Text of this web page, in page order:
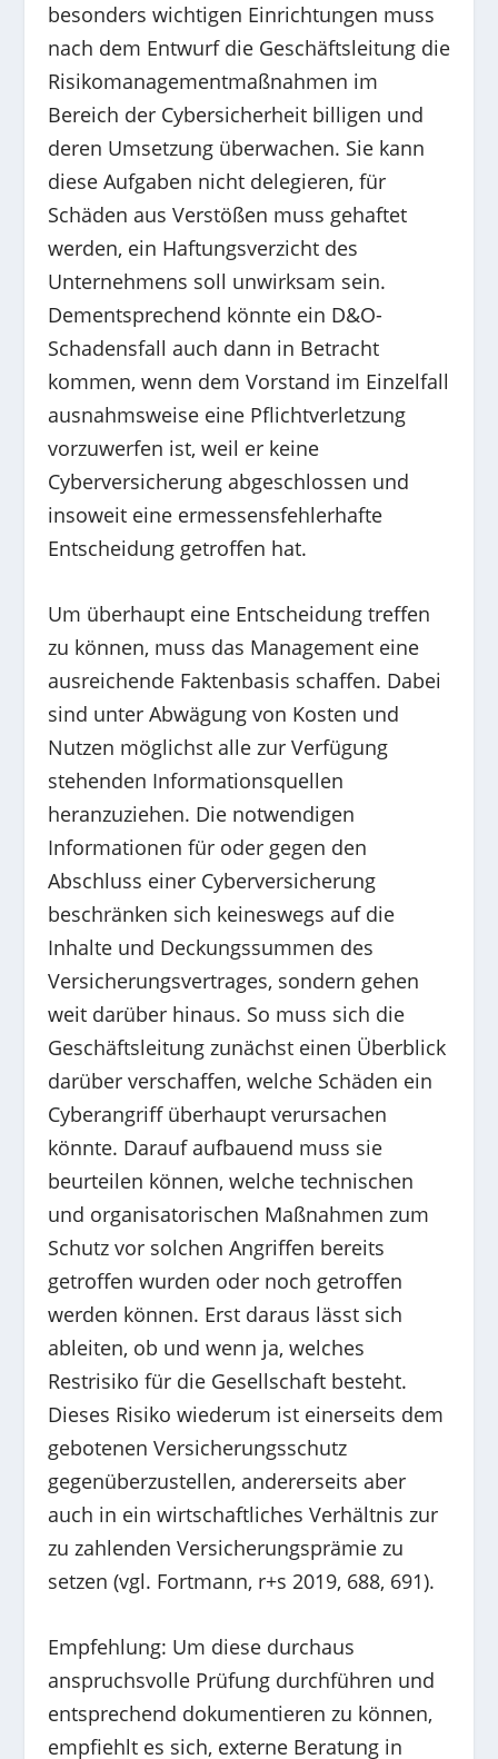
besonders wichtigen Einrichtungen muss
nach dem Entwurf die Geschäftsleitung die
Risikomanagementmaßnahmen im
Bereich der Cybersicherheit billigen und
deren Umsetzung überwachen. Sie kann
diese Aufgaben nicht delegieren, für
Schäden aus Verstößen muss gehaftet
werden, ein Haftungsverzicht des
Unternehmens soll unwirksam sein.
Dementsprechend könnte ein D&O-
Schadensfall auch dann in Betracht
kommen, wenn dem Vorstand im Einzelfall
ausnahmsweise eine Pflichtverletzung
vorzuwerfen ist, weil er keine
Cyberversicherung abgeschlossen und
insoweit eine ermessensfehlerhafte
Entscheidung getroffen hat.
Um überhaupt eine Entscheidung treffen
zu können, muss das Management eine
ausreichende Faktenbasis schaffen. Dabei
sind unter Abwägung von Kosten und
Nutzen möglichst alle zur Verfügung
stehenden Informationsquellen
heranzuziehen. Die notwendigen
Informationen für oder gegen den
Abschluss einer Cyberversicherung
beschränken sich keineswegs auf die
Inhalte und Deckungssummen des
Versicherungsvertrages, sondern gehen
weit darüber hinaus. So muss sich die
Geschäftsleitung zunächst einen Überblick
darüber verschaffen, welche Schäden ein
Cyberangriff überhaupt verursachen
könnte. Darauf aufbauend muss sie
beurteilen können, welche technischen
und organisatorischen Maßnahmen zum
Schutz vor solchen Angriffen bereits
getroffen wurden oder noch getroffen
werden können. Erst daraus lässt sich
ableiten, ob und wenn ja, welches
Restrisiko für die Gesellschaft besteht.
Dieses Risiko wiederum ist einerseits dem
gebotenen Versicherungsschutz
gegenüberzustellen, andererseits aber
auch in ein wirtschaftliches Verhältnis zur
zu zahlenden Versicherungsprämie zu
setzen (vgl. Fortmann, r+s 2019, 688, 691).
Empfehlung: Um diese durchaus
anspruchsvolle Prüfung durchführen und
entsprechend dokumentieren zu können,
empfiehlt es sich, externe Beratung in